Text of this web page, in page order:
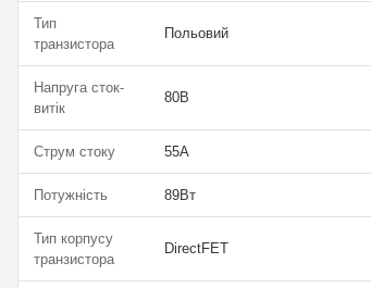
Тип
транзистора
Польовий
Напруга сток-
витік
80В
Струм стоку 55А
Потужність 89Вт
Тип корпусу
транзистора
DirectFET